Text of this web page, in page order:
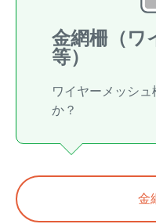
金網柵（ワ
等）
ワイヤーメッシ
か？
金
トレイルカメラ
屋外防犯・監視カメ
ラ
ICT・IoT機器
（ワイヤーメッシ